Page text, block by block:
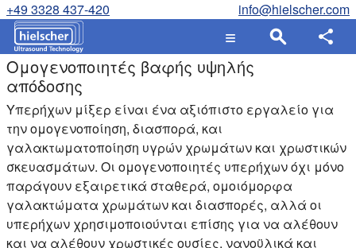
+49 3328 437-420 info@hielscher.com
Ομογενοποιητές βαφής υψηλής
απόδοσης
Υπερήχων μίξερ είναι ένα αξιόπιστο εργαλείο για
την ομογενοποίηση, διασπορά, και
γαλακτωματοποίηση υγρών χρωμάτων και χρωστικών
σκευασμάτων. Οι ομογενοποιητές υπερήχων όχι μόνο
παράγουν εξαιρετικά σταθερά, ομοιόμορφα
γαλακτώματα χρωμάτων και διασπορές, αλλά οι
υπερήχων χρησιμοποιούνται επίσης για να αλέθουν
και να αλέθουν χρωστικές ουσίες, νανοϋλικά και